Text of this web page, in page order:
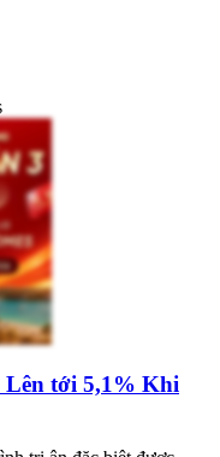
tới 5,1% Khi